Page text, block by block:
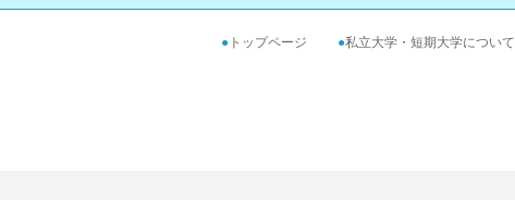
● トップページ ●私立大学・短期大学について